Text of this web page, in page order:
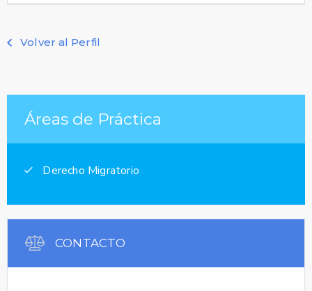
Volver al Perfil
Áreas de Práctica
Derecho Migratorio
CONTACTO